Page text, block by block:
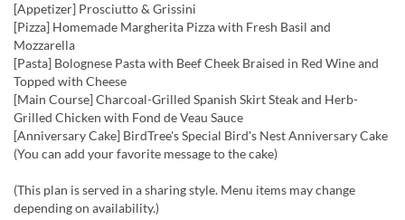
[Appetizer] Prosciutto & Grissini
[Pizza] Homemade Margherita Pizza with Fresh Basil and
Mozzarella
[Pasta] Bolognese Pasta with Beef Cheek Braised in Red Wine and
Topped with Cheese
[Main Course] Charcoal-Grilled Spanish Skirt Steak and Herb-
Grilled Chicken with Fond de Veau Sauce
[Anniversary Cake] BirdTree's Special Bird's Nest Anniversary Cake
(You can add your favorite message to the cake)
(This plan is served in a sharing style. Menu items may change
depending on availability.)